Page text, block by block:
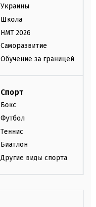
Украины
Школа
НМТ 2026
Саморазвитие
Обучение за границей
Спорт
Бокс
Футбол
Теннис
Биатлон
Другие виды спорта